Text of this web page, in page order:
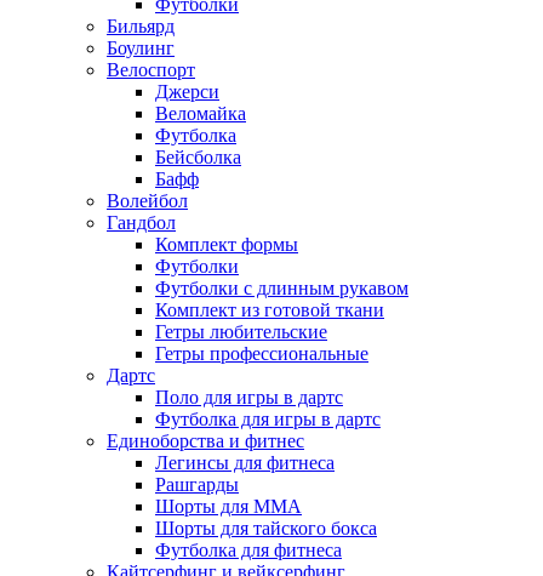
Футболки
Бильярд
Боулинг
Велоспорт
Джерси
Веломайка
Футболка
Бейсболка
Бафф
Волейбол
Гандбол
Комплект формы
Футболки
Футболки с длинным рукавом
Комплект из готовой ткани
Гетры любительские
Гетры профессиональные
Дартс
Поло для игры в дартс
Футболка для игры в дартс
Единоборства и фитнес
Легинсы для фитнеса
Рашгарды
Шорты для MMA
Шорты для тайского бокса
Футболка для фитнеса